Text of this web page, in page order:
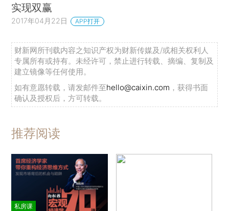
实现双赢
2017年04月22日 APP打开
财新网所刊载内容之知识产权为财新传媒及/或相关权利人
专属所有或持有。未经许可，禁止进行转载、摘编、复制及
建立镜像等任何使用。
如有意愿转载，请发邮件至hello@caixin.com ，获得书面
确认及授权后，方可转载。
推荐阅读
私房课